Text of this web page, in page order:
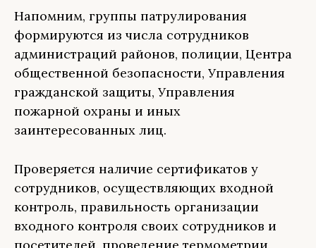
Напомним, группы патрулирования
формируются из числа сотрудников
администраций районов, полиции, Центра
общественной безопасности, Управления
гражданской защиты, Управления
пожарной охраны и иных
заинтересованных лиц.
Проверяется наличие сертификатов у
сотрудников, осуществляющих входной
контроль, правильность организации
входного контроля своих сотрудников и